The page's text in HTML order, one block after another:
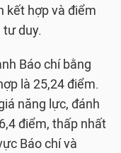
kết hợp và điểm
tư duy.
Báo chí bằng
là 25,24 điểm.
năng lực, đánh
điểm, thấp nhất
Báo chí và